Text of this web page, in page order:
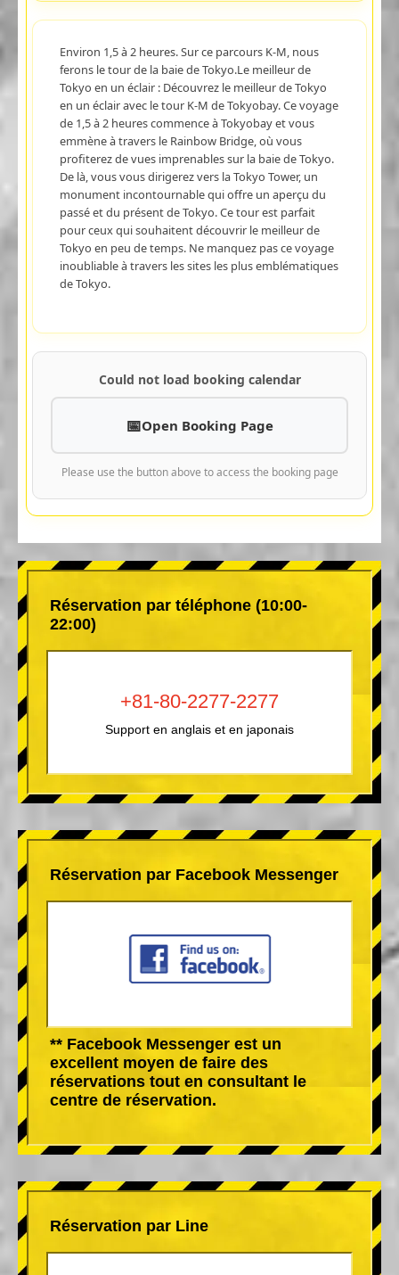
Environ 1,5 à 2 heures. Sur ce parcours K-M, nous
ferons le tour de la baie de Tokyo.Le meilleur de
Tokyo en un éclair : Découvrez le meilleur de Tokyo
en un éclair avec le tour K-M de Tokyobay. Ce voyage
de 1,5 à 2 heures commence à Tokyobay et vous
emmène à travers le Rainbow Bridge, où vous
profiterez de vues imprenables sur la baie de Tokyo.
De là, vous vous dirigerez vers la Tokyo Tower, un
monument incontournable qui offre un aperçu du
passé et du présent de Tokyo. Ce tour est parfait
pour ceux qui souhaitent découvrir le meilleur de
Tokyo en peu de temps. Ne manquez pas ce voyage
inoubliable à travers les sites les plus emblématiques
de Tokyo.
Could not load booking calendar
Open Booking Page
Please use the button above to access the booking page
Réservation par téléphone (10:00-
22:00)
+81-80-2277-2277
Support en anglais et en japonais
Réservation par Facebook Messenger
** Facebook Messenger est un
excellent moyen de faire des
réservations tout en consultant le
centre de réservation.
Réservation par Line